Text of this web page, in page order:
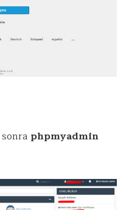
phpmyadmin